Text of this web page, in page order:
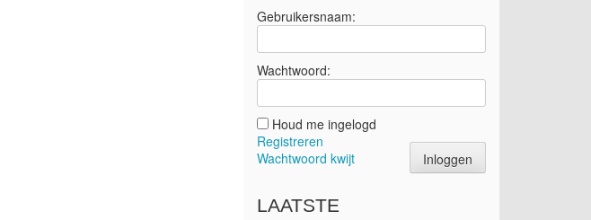
Gebruikersnaam:
Wachtwoord:
Houd me ingelogd
Inloggen
Registreren
Wachtwoord kwijt
LAATSTE